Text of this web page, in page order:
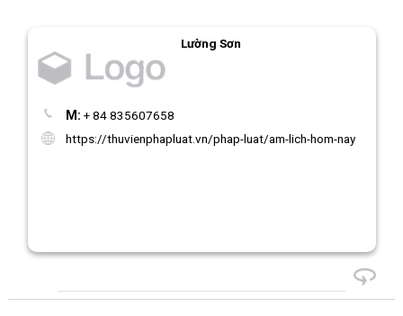
Lường Sơn
M: + 84 835607658
https://thuvienphapluat.vn/phap-luat/am-lich-hom-nay